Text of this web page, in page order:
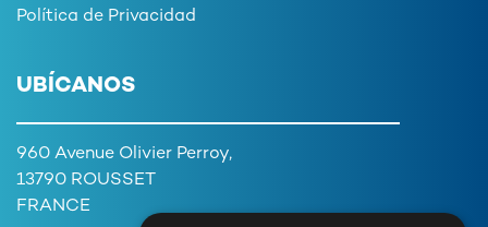
Política de Privacidad
UBÍCANOS
960 Avenue Olivier Perroy,
13790 ROUSSET
FRANCE